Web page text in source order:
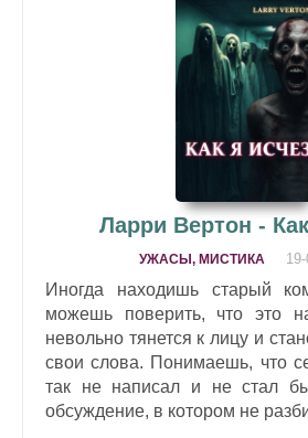
Ларри Вертон -
УЖАСЫ, МИСТИКА
Иногда находишь старый
можешь поверить, что это
невольно тянется к лицу и
свои слова. Понимаешь, что
так не написал и не стал
обсуждение, в котором не